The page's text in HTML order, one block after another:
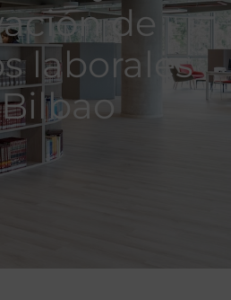
de
laborales